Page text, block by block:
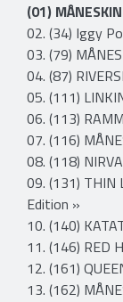
(01)
02. (34) Iggy
03. (79)
04. (87)
05. (111)
06. (113)
07. (116)
08. (118)
09. (131) THIN
Edition »
10. (140)
11. (146) RED
12. (161)
13. (162)